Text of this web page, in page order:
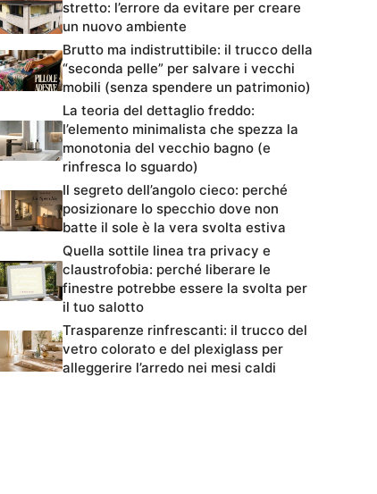
stretto: l’errore da evitare per creare
un nuovo ambiente
Brutto ma indistruttibile: il trucco della
“seconda pelle” per salvare i vecchi
mobili (senza spendere un patrimonio)
La teoria del dettaglio freddo:
l’elemento minimalista che spezza la
monotonia del vecchio bagno (e
rinfresca lo sguardo)
Il segreto dell’angolo cieco: perché
posizionare lo specchio dove non
batte il sole è la vera svolta estiva
Quella sottile linea tra privacy e
claustrofobia: perché liberare le
finestre potrebbe essere la svolta per
il tuo salotto
Trasparenze rinfrescanti: il trucco del
vetro colorato e del plexiglass per
alleggerire l’arredo nei mesi caldi